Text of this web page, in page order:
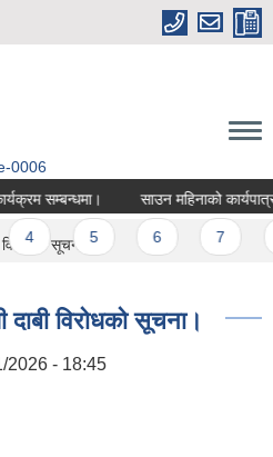
सम्बन्धमा। साउन महिनाको
विरोधको सूचना।
दाबी विरोधको सूचना।
2026 - 18:45